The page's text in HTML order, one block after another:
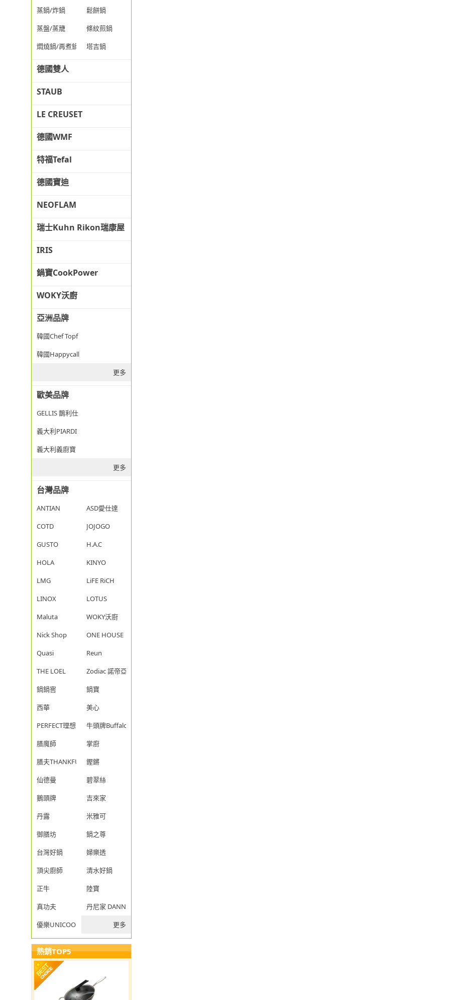
蒸鍋/炸鍋
鬆餅鍋
蒸盤/蒸籠
條紋煎鍋
燜燒鍋/再煮鍋
塔吉鍋
德國雙人
STAUB
LE CREUSET
德國WMF
特福Tefal
德國寶迪
NEOFLAM
瑞士Kuhn Rikon瑞康屋
IRIS
鍋寶CookPower
WOKY沃廚
亞洲品牌
韓國Chef Topf
韓國Happycall
更多
歐美品牌
GELLIS 鵲利仕
義大利PIARDI
義大利義廚寶
更多
台灣品牌
ANTIAN
ASD愛仕達
COTD
JOJOGO
GUSTO
H.A.C
HOLA
KINYO
LMG
LiFE RiCH
LINOX
LOTUS
Maluta
WOKY沃廚
Nick Shop
ONE HOUSE
Quasi
Reun
THE LOEL
Zodiac 諾帝亞
鍋鍋窖
鍋寶
西華
美心
PERFECT理想
牛頭牌Buffalo
膳魔師
掌廚
膳夫THANKFUL
鏗鏘
仙德曼
碧翠絲
鵝頭牌
吉來家
丹露
米雅可
御膳坊
鍋之尊
台灣好鍋
婦樂透
頂尖廚師
清水好鍋
正牛
陸寶
真功夫
丹尼家 DANNY JIA
優樂UNICOOK
更多
熱銷TOP5